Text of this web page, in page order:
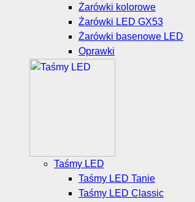
Żarówki kolorowe
Żarówki LED GX53
Żarówki basenowe LED
Oprawki
Taśmy LED
Taśmy LED Tanie
Taśmy LED Classic